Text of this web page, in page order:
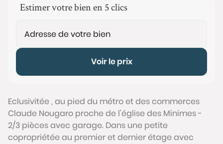
Estimer votre bien en 5 clics
Voir le prix
Eclusivitée , au pied du métro et des commerces
Claude Nougaro proche de l'église des Minimes -
2/3 pièces avec garage. Dans une petite
copropriétée au premier et dernier étage avec